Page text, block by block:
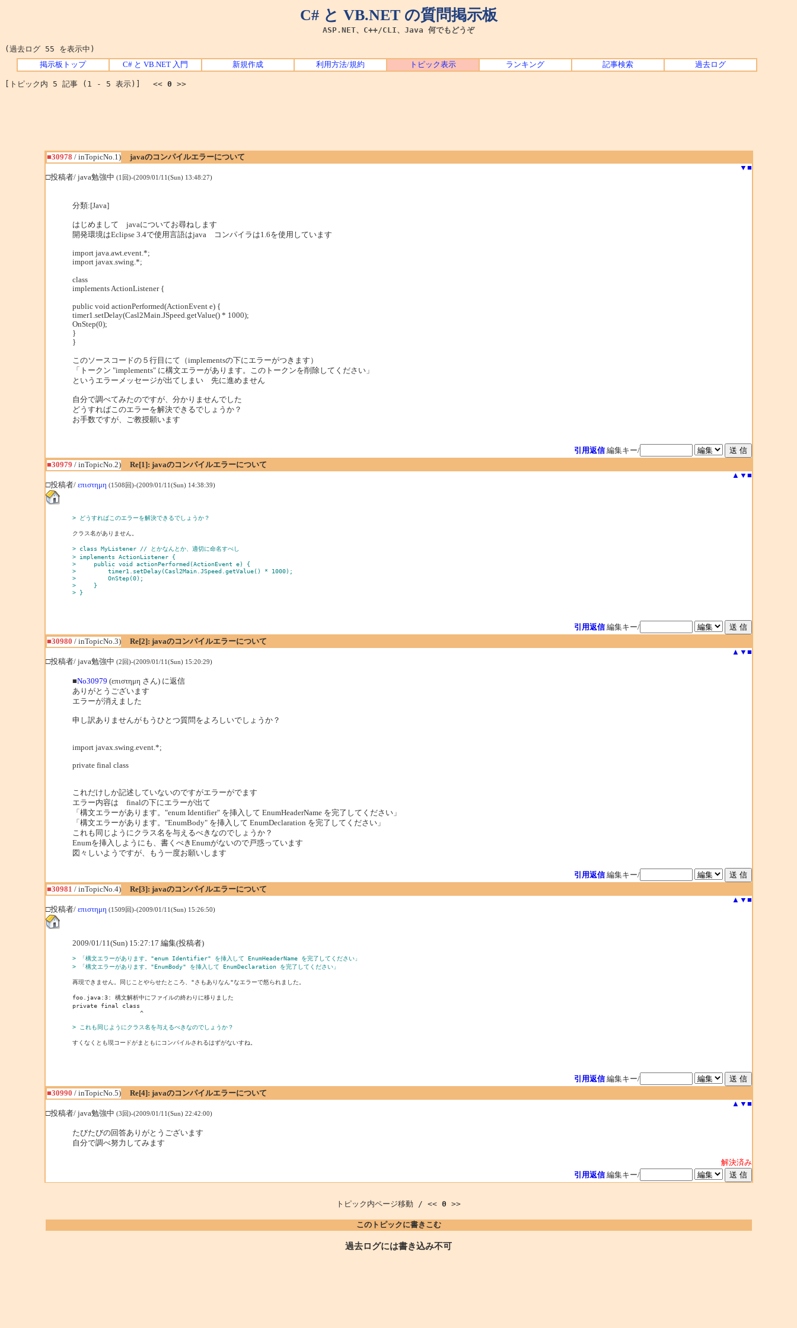
C# と VB.NET の質問掲示板
ASP.NET、C++/CLI、Java 何でもどうぞ
(過去ログ 55 を表示中)
掲示板トップ C# と VB.NET 入門 新規作成 利用方法/規約 トピック表示 ランキング 記事検索 過去ログ
[トピック内 5 記事 (1 - 5 表示)] << 0 >>
■30978 / inTopicNo.1)
javaのコンパイルエラーについて
▼ ■
□投稿者/ java勉強中 (1回)-(2009/01/11(Sun) 13:48:27)
分類:[Java]
はじめまして javaについてお尋ねします
開発環境はEclipse 3.4で使用言語はjava コンパイラは1.6を使用しています
import java.awt.event.*;
import javax.swing.*;
class
implements ActionListener {
public void actionPerformed(ActionEvent e) {
timer1.setDelay(Casl2Main.JSpeed.getValue() * 1000);
OnStep(0);
}
}
このソースコードの５行目にて（implementsの下にエラーがつきます）
「トークン "implements" に構文エラーがあります。このトークンを削除してください」
というエラーメッセージが出てしまい 先に進めません
自分で調べてみたのですが、分かりませんでした
どうすればこのエラーを解決できるでしょうか？
お手数ですが、ご教授願います
引用返信 編集キー/
■30979 / inTopicNo.2)
Re[1]: javaのコンパイルエラーについて
▲ ▼ ■
□投稿者/ επιστημη (1508回)-(2009/01/11(Sun) 14:38:39)
> どうすればこのエラーを解決できるでしょうか？
クラス名がありません。
> class MyListener // とかなんとか、適切に命名すべし
> implements ActionListener {
>     public void actionPerformed(ActionEvent e) {
>         timer1.setDelay(Casl2Main.JSpeed.getValue() * 1000);
>         OnStep(0);
>     }
> }
引用返信 編集キー/
■30980 / inTopicNo.3)
Re[2]: javaのコンパイルエラーについて
▲ ▼ ■
□投稿者/ java勉強中 (2回)-(2009/01/11(Sun) 15:20:29)
■No30979 (επιστημη さん) に返信
ありがとうございます
エラーが消えました
申し訳ありませんがもうひとつ質問をよろしいでしょうか？
import javax.swing.event.*;
private final class
これだけしか記述していないのですがエラーがでます
エラー内容は finalの下にエラーが出て
「構文エラーがあります。"enum Identifier" を挿入して EnumHeaderName を完了してください」
「構文エラーがあります。"EnumBody" を挿入して EnumDeclaration を完了してください」
これも同じようにクラス名を与えるべきなのでしょうか？
Enumを挿入しようにも、書くべきEnumがないので戸惑っています
図々しいようですが、もう一度お願いします
引用返信 編集キー/
■30981 / inTopicNo.4)
Re[3]: javaのコンパイルエラーについて
▲ ▼ ■
□投稿者/ επιστημη (1509回)-(2009/01/11(Sun) 15:26:50)
2009/01/11(Sun) 15:27:17 編集(投稿者)
> 「構文エラーがあります。"enum Identifier" を挿入して EnumHeaderName を完了してください」
> 「構文エラーがあります。"EnumBody" を挿入して EnumDeclaration を完了してください」
再現できません。同じことやらせたところ、"さもありなん"なエラーで怒られました。
foo.java:3: 構文解析中にファイルの終わりに移りました
private final class
                   ^
> これも同じようにクラス名を与えるべきなのでしょうか？
引用返信 編集キー/
■30990 / inTopicNo.5)
Re[4]: javaのコンパイルエラーについて
▲ ▼ ■
□投稿者/ java勉強中 (3回)-(2009/01/11(Sun) 22:42:00)
たびたびの回答ありがとうございます
自分で調べ努力してみます
解決済み
引用返信 編集キー/
トピック内ページ移動 / << 0 >>
このトピックに書きこむ
過去ログには書き込み不可